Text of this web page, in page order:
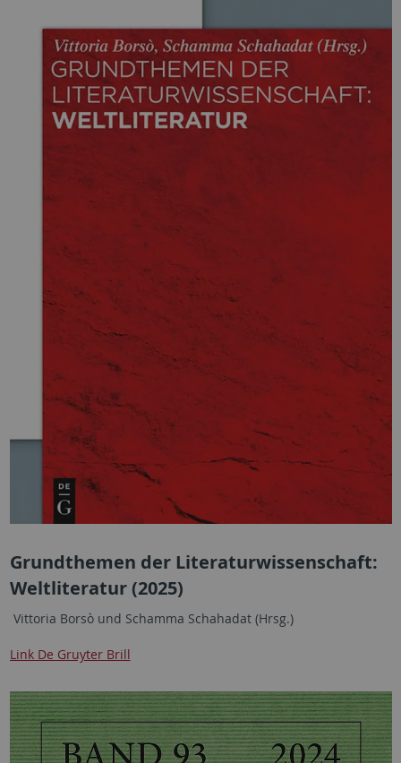
Grundthemen der Literaturwissenschaft:
Weltliteratur (2025)
Vittoria Borsò und Schamma Schahadat (Hrsg.)
Link De Gruyter Brill